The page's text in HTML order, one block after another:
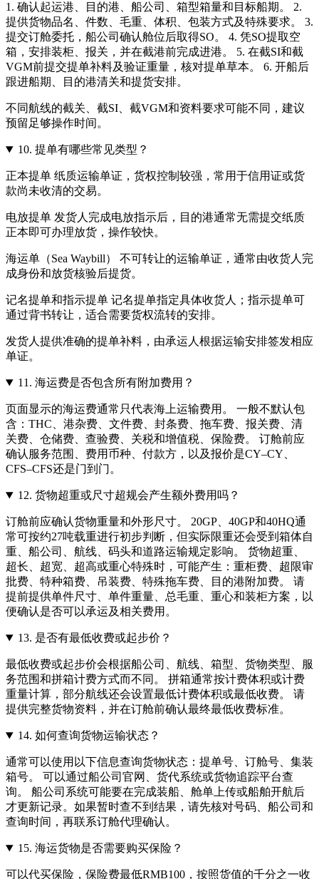
1. 确认起运港、目的港、船公司、箱型箱量和目标船期。 2.
提供货物品名、件数、毛重、体积、包装方式及特殊要求。 3.
提交订舱委托，船公司确认舱位后取得SO。 4. 凭SO提取空
箱，安排装柜、报关，并在截港前完成进港。 5. 在截SI和截
VGM前提交提单补料及验证重量，核对提单草本。 6. 开船后
跟进船期、目的港清关和提货安排。
不同航线的截关、截SI、截VGM和资料要求可能不同，建议
预留足够操作时间。
10. 提单有哪些常见类型？
正本提单 纸质运输单证，货权控制较强，常用于信用证或货
款尚未收清的交易。
电放提单 发货人完成电放指示后，目的港通常无需提交纸质
正本即可办理放货，操作较快。
海运单（Sea Waybill） 不可转让的运输单证，通常由收货人完
成身份和放货核验后提货。
记名提单和指示提单 记名提单指定具体收货人；指示提单可
通过背书转让，适合需要货权流转的安排。
发货人提供准确的提单补料，由承运人根据运输安排签发相应
单证。
11. 海运费是否包含所有附加费用？
页面显示的海运费通常只代表海上运输费用。 一般不默认包
含：THC、港杂费、文件费、封条费、拖车费、报关费、清
关费、仓储费、查验费、关税和增值税、保险费。 订舱前应
确认服务范围、费用币种、付款方，以及报价是CY–CY、
CFS–CFS还是门到门。
12. 货物超重或尺寸超规会产生额外费用吗？
订舱前应确认货物重量和外形尺寸。 20GP、40GP和40HQ通
常可按约27吨载重进行初步判断，但实际限重还会受到箱体自
重、船公司、航线、码头和道路运输规定影响。 货物超重、
超长、超宽、超高或重心特殊时，可能产生：重柜费、超限审
批费、特种箱费、吊装费、特殊拖车费、目的港附加费。 请
提前提供单件尺寸、单件重量、总毛重、重心和装柜方案，以
便确认是否可以承运及相关费用。
13. 是否有最低收费或起步价？
最低收费或起步价会根据船公司、航线、箱型、货物类型、服
务范围和拼箱计费方式而不同。 拼箱通常按计费体积或计费
重量计算，部分航线还会设置最低计费体积或最低收费。 请
提供完整货物资料，并在订舱前确认最终最低收费标准。
14. 如何查询货物运输状态？
通常可以使用以下信息查询货物状态：提单号、订舱号、集装
箱号。 可以通过船公司官网、货代系统或货物追踪平台查
询。 船公司系统可能要在完成装船、舱单上传或船舶开航后
才更新记录。如果暂时查不到结果，请先核对号码、船公司和
查询时间，再联系订舱代理确认。
15. 海运货物是否需要购买保险？
可以代买保险，保险费最低RMB100，按照货值的千分之一收